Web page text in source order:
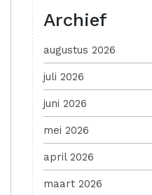
Archief
augustus 2026
juli 2026
juni 2026
mei 2026
april 2026
maart 2026